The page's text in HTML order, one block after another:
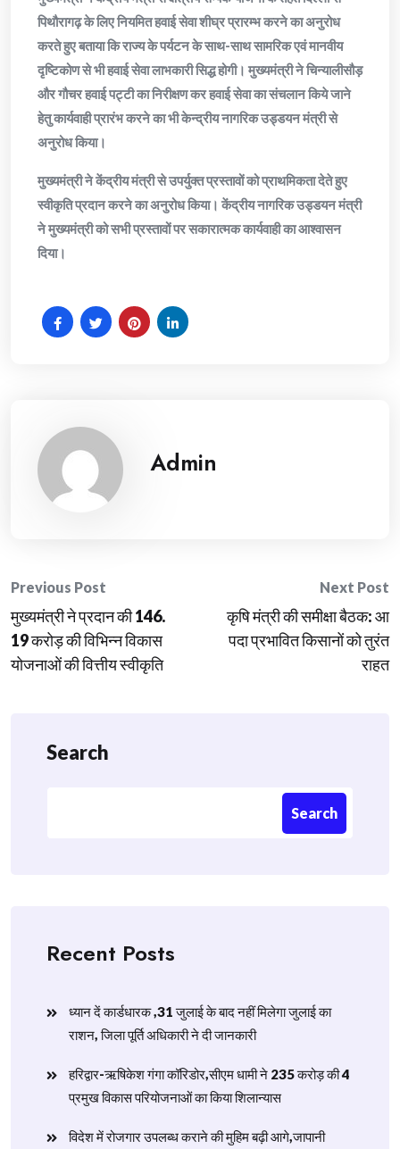
पिथौरागढ़ के लिए नियमित हवाई सेवा शीघ्र प्रारम्भ करने का अनुरोध
करते हुए बताया कि राज्य के पर्यटन के साथ-साथ सामरिक एवं मानवीय
दृष्टिकोण से भी हवाई सेवा लाभकारी सिद्ध होगी। मुख्यमंत्री ने चिन्यालीसौड़
और गौचर हवाई पट्टी का निरीक्षण कर हवाई सेवा का संचलान किये जाने
हेतु कार्यवाही प्रारंभ करने का भी केन्द्रीय नागरिक उड्डयन मंत्री से
अनुरोध किया।
मुख्यमंत्री ने केंद्रीय मंत्री से उपर्युक्त प्रस्तावों को प्राथमिकता देते हुए
स्वीकृति प्रदान करने का अनुरोध किया। केंद्रीय नागरिक उड्डयन मंत्री
ने मुख्यमंत्री को सभी प्रस्तावों पर सकारात्मक कार्यवाही का आश्वासन
दिया।
Admin
Post
navigation
Previous Post
मुख्यमंत्री ने प्रदान की 146.
19 करोड़ की विभिन्न विकास
योजनाओं की वित्तीय स्वीकृति
Next Post
कृषि मंत्री की समीक्षा बैठक: आ
पदा प्रभावित किसानों को तुरंत
राहत
Search
Search
Recent Posts
ध्यान दें कार्डधारक ,31 जुलाई के बाद नहीं मिलेगा जुलाई का
राशन, जिला पूर्ति अधिकारी ने दी जानकारी
हरिद्वार-ऋषिकेश गंगा कॉरिडोर,सीएम धामी ने 235 करोड़ की 4
प्रमुख विकास परियोजनाओं का किया शिलान्यास
विदेश में रोजगार उपलब्ध कराने की मुहिम बढ़ी आगे,जापानी